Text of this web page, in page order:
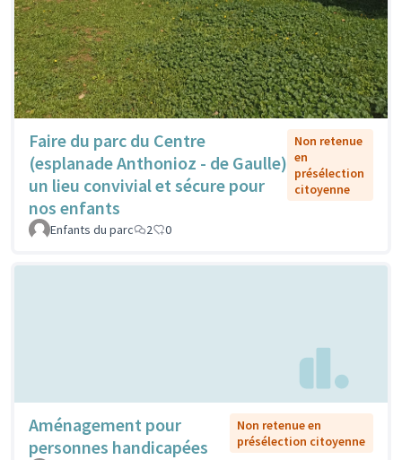
Faire du parc du Centre
(esplanade Anthonioz - de Gaulle)
un lieu convivial et sécure pour
nos enfants
Non retenue
en
présélection
citoyenne
Enfants du parc 2 0
Aménagement pour
personnes handicapées
Non retenue en
présélection citoyenne